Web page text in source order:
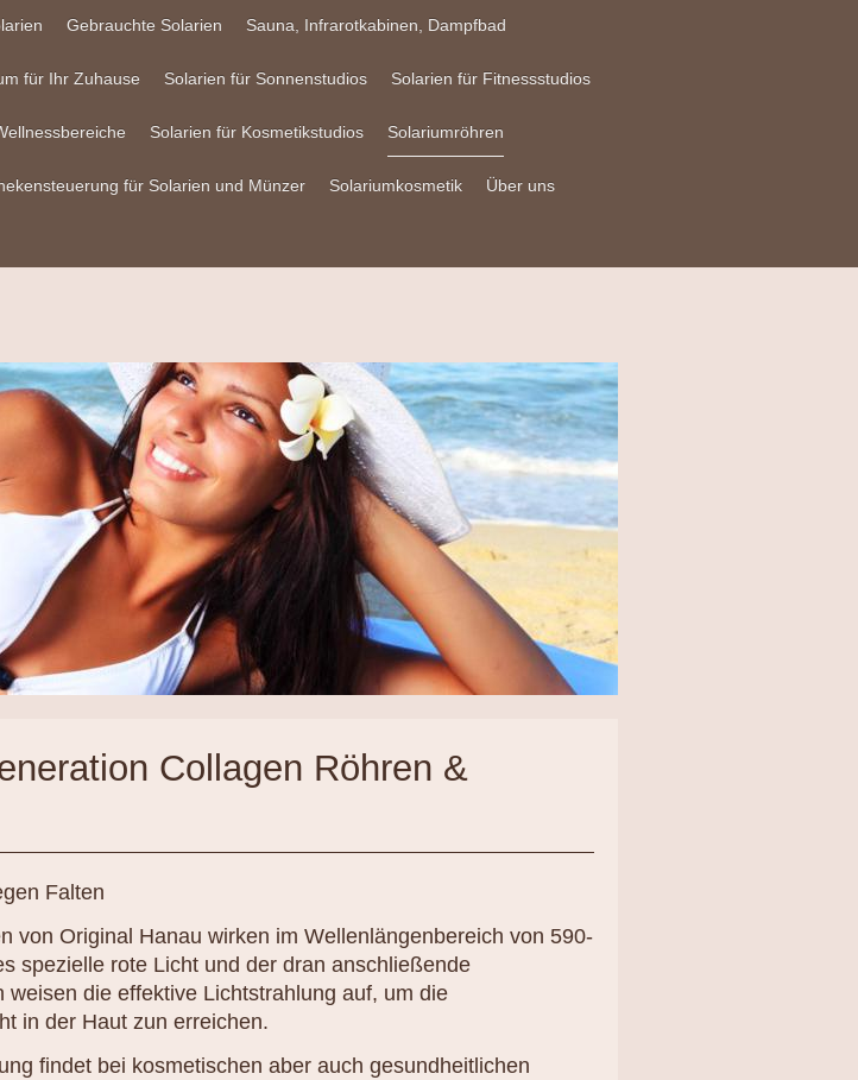
Gebrauchte Solarien Sauna, Infrarotkabinen, Dampfbad
für Ihr Zuhause Solarien für Sonnenstudios Solarien für Fitnessstudios
Solarien für Kosmetikstudios Solariumröhren
für Solarien und Münzer Solariumkosmetik Über uns
Collagen Röhren &
Falten
von Original Hanau wirken im Wellenlängenbereich von 590-
spezielle rote Licht und der dran anschließende
weisen die effektive Lichtstrahlung auf, um die
in der Haut zun erreichen.
findet bei kosmetischen aber auch gesundheitlichen